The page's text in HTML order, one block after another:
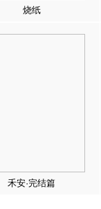
烧纸
禾安·完结篇